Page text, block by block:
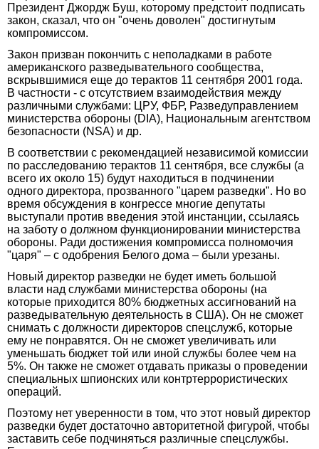
Президент Джордж Буш, которому предстоит подписать
закон, сказал, что он "очень доволен" достигнутым
компромиссом.
Закон призван покончить с неполадками в работе
американского разведывательного сообщества,
вскрывшимися еще до терактов 11 сентября 2001 года.
В частности - с отсутствием взаимодействия между
различными службами: ЦРУ, ФБР, Разведуправлением
министерства обороны (DIA), Национальным агентством
безопасности (NSA) и др.
В соответствии с рекомендацией независимой комиссии
по расследованию терактов 11 сентября, все службы (а
всего их около 15) будут находиться в подчинении
одного директора, прозванного "царем разведки". Но во
время обсуждения в конгрессе многие депутаты
выступали против введения этой инстанции, ссылаясь
на заботу о должном функционировании министерства
обороны. Ради достижения компромисса полномочия
"царя" – с одобрения Белого дома – были урезаны.
Новый директор разведки не будет иметь большой
власти над службами министерства обороны (на
которые приходится 80% бюджетных ассигнований на
разведывательную деятельность в США). Он не сможет
снимать с должности директоров спецслужб, которые
ему не понравятся. Он не сможет увеличивать или
уменьшать бюджет той или иной службы более чем на
5%. Он также не сможет отдавать приказы о проведении
специальных шпионских или контртеррористических
операций.
Поэтому нет уверенности в том, что этот новый директор
разведки будет достаточно авторитетной фигурой, чтобы
заставить себе подчиняться различные спецслужбы.